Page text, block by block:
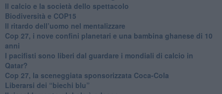
​Il calcio e la società dello spettacolo
Biodiversità e COP15
​Il ritardo dell’uomo nel mentalizzare
​Cop 27, i nove confini planetari e una bambina ghanese di 10
anni
​I pacifisti sono liberi dal guardare i mondiali di calcio in
Qatar?
​Cop 27, la sceneggiata sponsorizzata Coca-Cola
​Liberarsi dei “biechi blu”